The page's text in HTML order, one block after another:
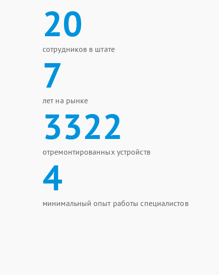
20
сотрудников в штате
7
лет на рынке
3322
отремонтированных устройств
4
минимальный опыт работы специалистов